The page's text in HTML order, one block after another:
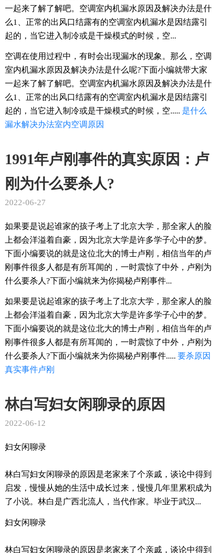
一起来了解了解吧。空调室内机漏水原因及解决办法是什
么1、正常的出风口结露有的空调室内机漏水是因结露引
起的，当它进入制冷或是干燥模式的时候，空...
空调在使用过程中，有时会出现漏水的现象。那么，空调
室内机漏水原因及解决办法是什么呢?下面小编就带大家
一起来了解了解吧。空调室内机漏水原因及解决办法是什
么1、正常的出风口结露有的空调室内机漏水是因结露引
起的，当它进入制冷或是干燥模式的时候，空..... 是什么
漏水解决办法室内空调 原因
1991年卢刚事件的真实原因：卢
刚为什么要杀人?
2022-06-27
如果要是说起谁家的孩子考上了北京大学，那全家人的脸
上都会洋溢着自豪，因为北京大学是许多学子心中的梦。
下面小编要说的就是这位北大的博士卢刚，相信当年的卢
刚事件很多人都是有所耳闻的，一时震惊了中外，卢刚为
什么要杀人?下面小编就来为你揭秘卢刚事件...
如果要是说起谁家的孩子考上了北京大学，那全家人的脸
上都会洋溢着自豪，因为北京大学是许多学子心中的梦。
下面小编要说的就是这位北大的博士卢刚，相信当年的卢
刚事件很多人都是有所耳闻的，一时震惊了中外，卢刚为
什么要杀人?下面小编就来为你揭秘卢刚事件..... 要杀原因
真实事件卢刚
林白写妇女闲聊录的原因
2022-06-12
妇女闲聊录
林白写妇女闲聊录的原因是老家来了个亲戚，谈论中得到
启发，慢慢从她的生活中成长过来，慢慢几年里累积成为
了小说。林白是广西北流人，当代作家。毕业于武汉...
妇女闲聊录
林白写妇女闲聊录的原因是老家来了个亲戚，谈论中得到